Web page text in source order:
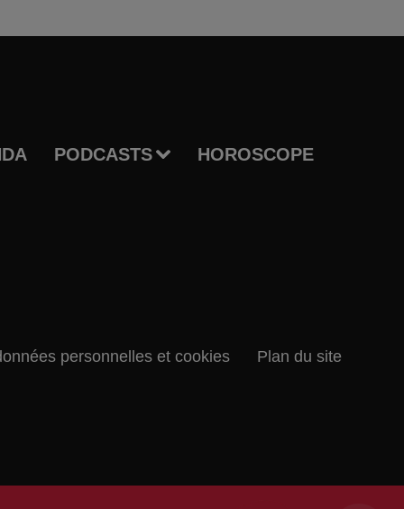
PODCASTS HOROSCOPE
personnelles et cookies Plan du site